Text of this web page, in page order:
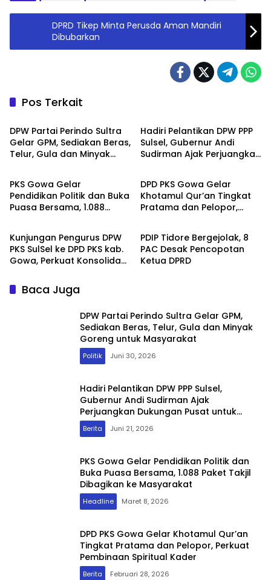
DPRD Tikep Minta Perusda Aman Mandiri
Dibubarkan
Pos Terkait
Politik
DPW Partai Perindo Sultra
Gelar GPM, Sediakan Beras,
Telur, Gula dan Minyak
Hadiri Pelantikan DPW PPP
Sulsel, Gubernur Andi
Sudirman Ajak Perjuangkan
Headline
PKS Gowa Gelar
Pendidikan Politik dan Buka
Puasa Bersama, 1.088
Berita
DPD PKS Gowa Gelar
Khotamul Qur’an Tingkat
Pratama dan Pelopor,
Berita
Kunjungan Pengurus DPW
PKS SulSel ke DPD PKS kab.
Gowa, Perkuat Konsolidasi
Berita
PDIP Tidore Bergejolak, 8
PAC Desak Pencopotan
Ketua DPRD
Baca Juga
DPW Partai Perindo Sultra Gelar GPM,
Sediakan Beras, Telur, Gula dan Minyak
Goreng untuk Masyarakat
Politik Juni 30, 2026
Hadiri Pelantikan DPW PPP Sulsel,
Gubernur Andi Sudirman Ajak
Perjuangkan Dukungan Pusat untuk
Pembangunan Daerah
Berita Juni 21, 2026
PKS Gowa Gelar Pendidikan Politik dan
Buka Puasa Bersama, 1.088 Paket Takjil
Dibagikan ke Masyarakat
Headline Maret 8, 2026
DPD PKS Gowa Gelar Khotamul Qur’an
Tingkat Pratama dan Pelopor, Perkuat
Pembinaan Spiritual Kader
Berita Februari 28, 2026